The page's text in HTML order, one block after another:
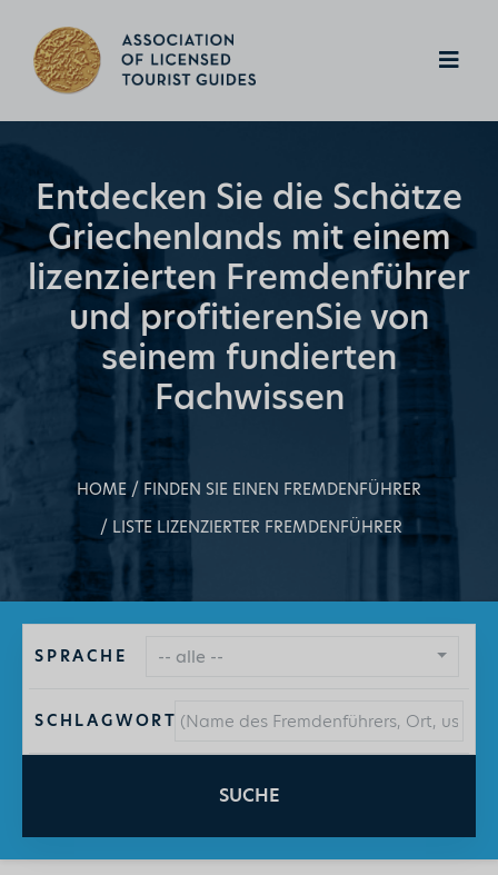
Entdecken Sie die Schätze
Griechenlands mit einem
lizenzierten Fremdenführer
und profitierenSie von
seinem fundierten
Fachwissen
HOME
FINDEN SIE EINEN FREMDENFÜHRER
LISTE LIZENZIERTER FREMDENFÜHRER
SPRACHE -- alle --
SCHLAGWORT
SUCHE